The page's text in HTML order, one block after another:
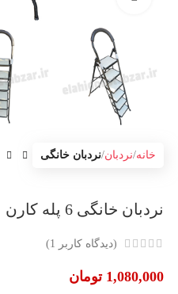
خانه نردبان نردبان خانگی
نردبان خانگی 6 پله کارن
(دیدگاه کاربر 1
)
1,080,000 تومان